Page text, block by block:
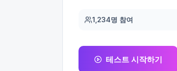
1,234명 참여
테스트 시작하기